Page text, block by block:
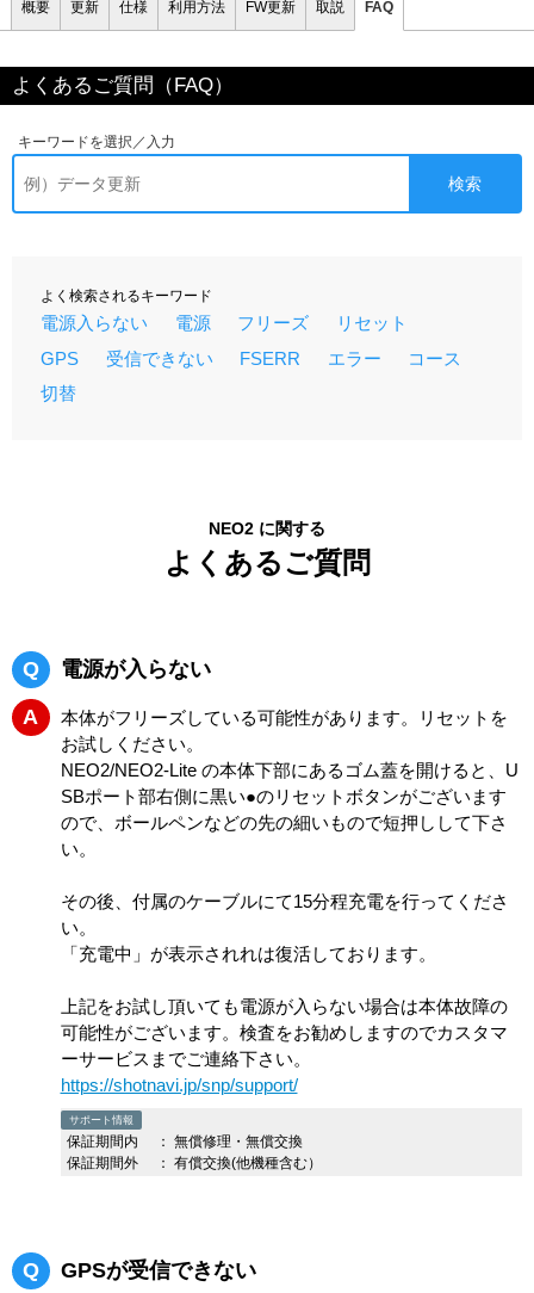
概要 更新 仕様 利用方法 FW更新 取説 FAQ
よくあるご質問（FAQ）
キーワードを選択／入力
検索
よく検索されるキーワード
電源入らない 電源 フリーズ
リセット
GPS
受信できない FSERR エラー
コース
切替
NEO2 に関する
よくあるご質問
Q
電源が入らない
A
本体がフリーズしている可能性があります。リセットを
お試しください。
NEO2/NEO2-Lite の本体下部にあるゴム蓋を開けると、U
SBポート部右側に黒い●のリセットボタンがございます
ので、ボールペンなどの先の細いもので短押しして下さ
い。
その後、付属のケーブルにて15分程充電を行ってくださ
い。
「充電中」が表示されれは復活しております。
上記をお試し頂いても電源が入らない場合は本体故障の
可能性がございます。検査をお勧めしますのでカスタマ
ーサービスまでご連絡下さい。
https://shotnavi.jp/snp/support/
サポート情報
保証期間内 ：
無償修理・無償交換
保証期間外
： 有償交換(他機種含む）
Q
GPSが受信できない